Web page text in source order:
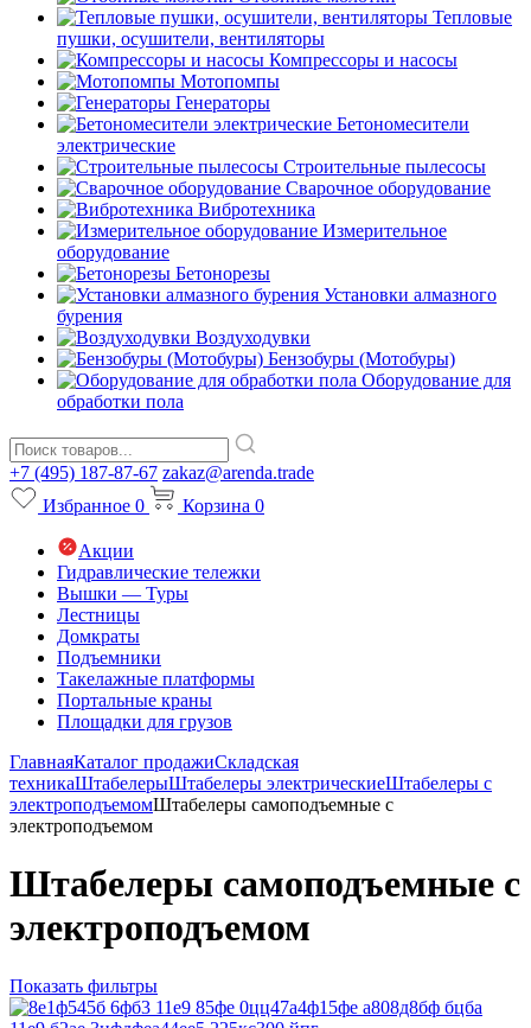
Тепловые
пушки, осушители, вентиляторы
Компрессоры и насосы
Мотопомпы
Генераторы
Бетономесители
электрические
Строительные пылесосы
Сварочное оборудование
Вибротехника
Измерительное
оборудование
Бетонорезы
Установки алмазного
бурения
Воздуходувки
Бензобуры (Мотобуры)
Оборудование для
обработки пола
+7 (495) 187-87-67 zakaz@arenda.trade
Избранное 0 Корзина 0
Акции
Гидравлические тележки
Вышки — Туры
Лестницы
Домкраты
Подъемники
Такелажные платформы
Портальные краны
Площадки для грузов
ГлавнаяКаталог продажиСкладская
техникаШтабелерыШтабелеры электрическиеШтабелеры с
электроподъемомШтабелеры самоподъемные с
электроподъемом
Штабелеры самоподъемные с
электроподъемом
Показать фильтры